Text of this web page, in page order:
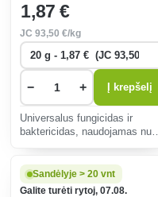
1,87 €
JC93,50 €/kg
− + Į krepšelį
Universalus fungicidas ir
baktericidas, naudojamas nuo
augalų grybinių ligų.
Sandėlyje > 20 vnt
Galite turėti rytoj, 07.08.